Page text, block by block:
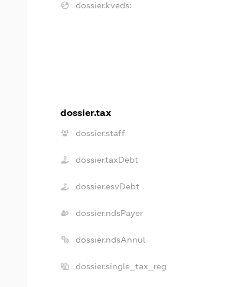
dossier.kveds:
dossier.tax
dossier.staff
dossier.taxDebt
dossier.esvDebt
dossier.ndsPayer
dossier.ndsAnnul
dossier.single_tax_reg